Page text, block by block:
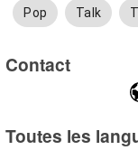
Pop Talk
Contact
Toutes les